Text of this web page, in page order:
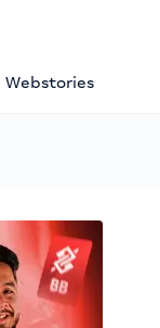
Webstories